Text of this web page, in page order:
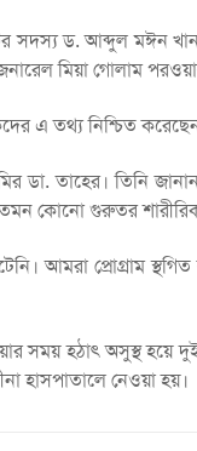
সদস্য ড. আব্দুল মঈন
মিয়া গোলাম
এ তথ্য নিশ্চিত
ডা. তাহের। তিনি
কোনো গুরুতর
প্রোগ্রাম স্থগিত
সময় হঠাৎ অসুস্থ হয়ে
হাসপাতালে নেওয়া হয়।